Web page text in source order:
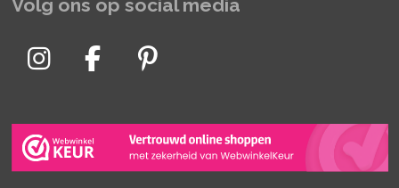
Volg ons op social media
I
s
t
a
F
c
e
b
P
n
t
e